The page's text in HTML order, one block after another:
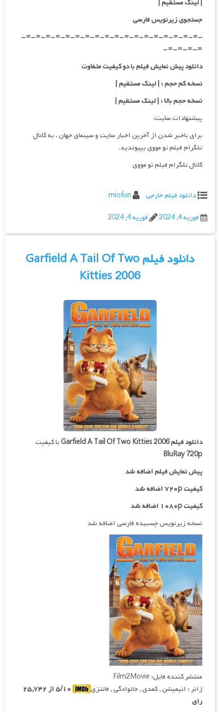
| لینک مستقیم |
جستجوی زیرنویس فارسی
-=-=-=-=-=-=-=-=-=-=-=-=-=-=-=-=-=-=-
=-=-=-=-
دانلود پیش نمایش فیلم با دو کیفیت متفاوت
نسخه کم حجم : | لینک مستقیم |
نسخه حجم بالا : | لینک مستقیم |
پیشنهادات سایت:
برای باخبر شدن از آخرین اخبار سایت و سینمای جهان ، به کانال
تلگرام فیلم تو مووی بپیوندید.
کانال تلگرام فیلم تو مووی
دانلود فیلم خارجی
miofun
فوریه 4, 2024
فوریه 4, 2024
دانلود فیلم Garfield A Tail Of Two
Kitties 2006
دانلود فیلمGarfield A Tail Of Two Kitties 2006با کیفیت
BluRay 720p
پیش نمایش فیلم اضافه شد
کیفیت ۷۲۰p اضافه شد
کیفیت ۱۰۸۰p اضافه شد
نسخه زیرنویس چسبیده فارسی اضافه شد
منتشر کننده فایل: Film2Movie
ژانر : انیمیشن , کمدی , خانوادگی , فانتزی
۵/۱۰ از ۲۵,۷۴۲
رای